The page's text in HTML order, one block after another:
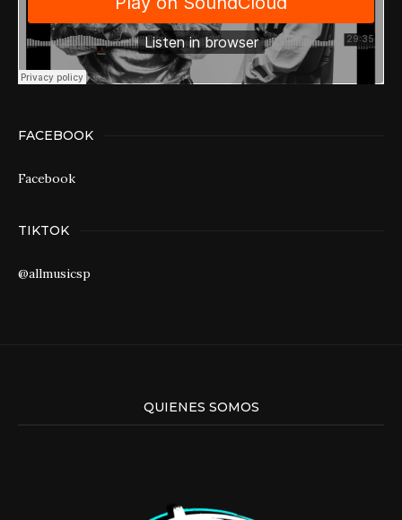
FACEBOOK
Facebook
TIKTOK
@allmusicsp
QUIENES SOMOS